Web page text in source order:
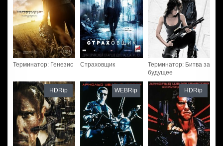
Терминатор: Генезис Страховщик
Терминатор: Битва за
будущее
HDRip WEBRip HDRip